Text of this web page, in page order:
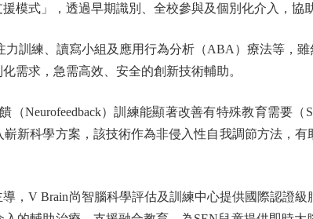
模式」，透過早期識別、全校參與及個別化介入，協
練、讀寫小組及應用行為分析（ABA）療法等，雖
需求，急需高效、安全的創新技術輔助。
Neurofeedback）訓練能顯著改善有特殊教育需要（
新科學方案，該技術作為非侵入性自我調節方法，有
V Brain尚智腦科學評估及訓練中心提供國際認證級